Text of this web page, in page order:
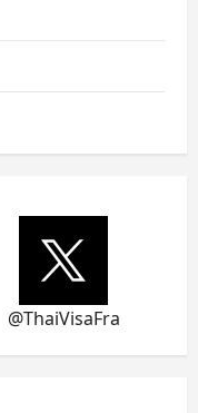
@ThaiVisaFra